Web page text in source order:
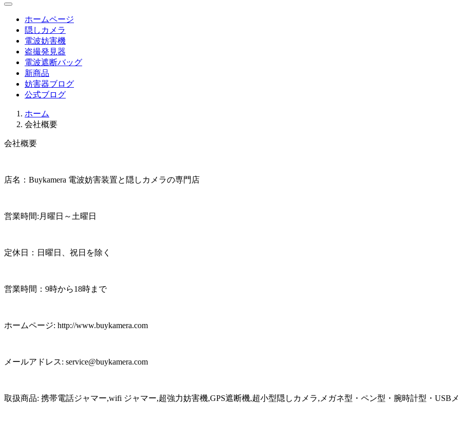
ホームページ
隠しカメラ
電波妨害機
盗撮発見器
電波遮断バッグ
新商品
妨害器ブログ
公式ブログ
ホーム
会社概要
会社概要
店名：Buykamera 電波妨害装置と隠しカメラの専門店
営業時間:月曜日～土曜日
定休日：日曜日、祝日を除く
営業時間：9時から18時まで
ホームページ: http://www.buykamera.com
メールアドレス: service@buykamera.com
取扱商品: 携帯電話ジャマー,wifi ジャマー,超強力妨害機,GPS遮断機,超小型隠しカメラ,メガネ型・ペン型・腕時計型・USB